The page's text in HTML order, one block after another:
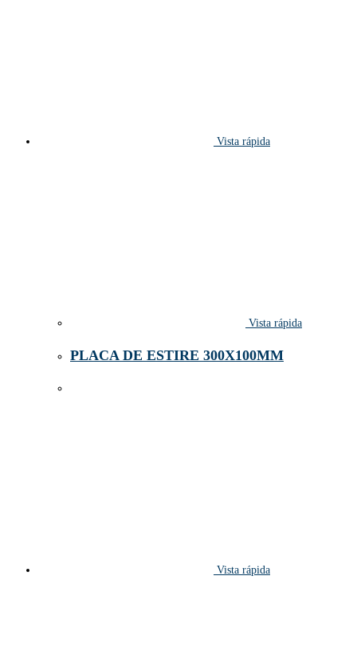
Vista rápida
Vista rápida
PLACA DE ESTIRE 300X100MM
Vista rápida